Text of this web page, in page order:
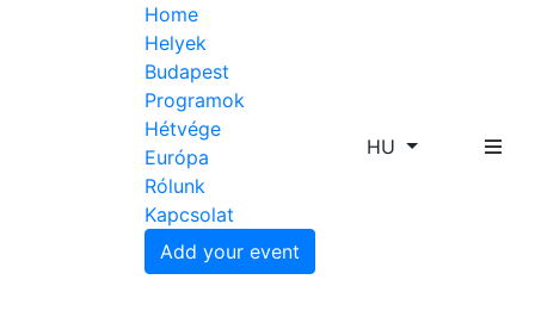
Home
Helyek
Budapest
Programok
Hétvége
Európa
Rólunk
Kapcsolat
Add your event
HU